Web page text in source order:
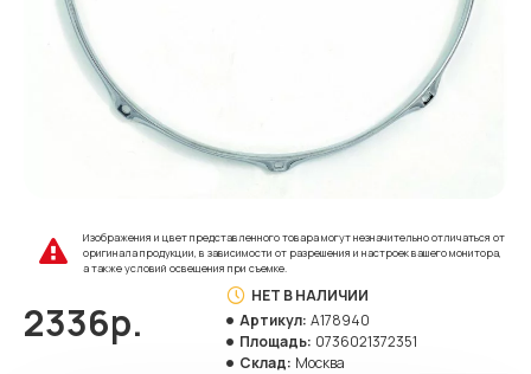
Изображения и цвет представленного товара могут незначительно отличаться от
оригинала продукции, в зависимости от разрешения и настроек вашего монитора,
а также условий освещения при съемке.
2336р.
НЕТ В НАЛИЧИИ
Артикул: A178940
Площадь: 0736021372351
Склад: Москва